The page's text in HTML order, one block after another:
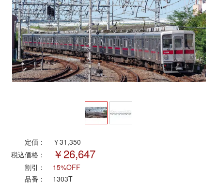
トミーテック
マイクロエース
Bトレインショーティー
MODEMO(モデモ)
さんけい
定価：
￥31,350
税込価格：
￥26,647
割引：
15%OFF
品番：
1303T